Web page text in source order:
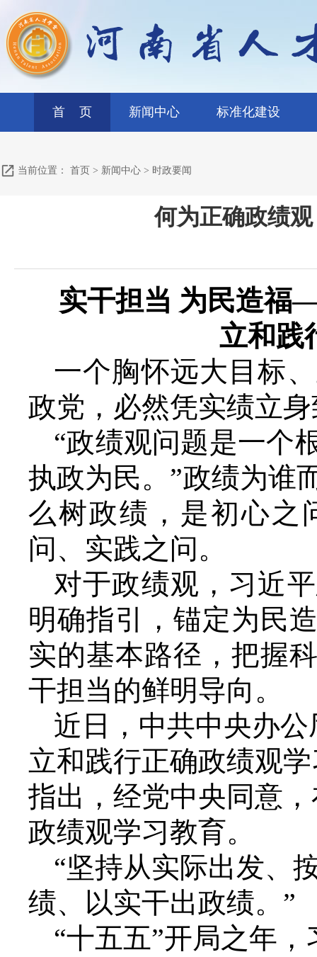
首 页 新闻中心 标准化建设
当前位置： 首页 > 新闻中心 > 时政要闻
何为正确政绩
实干担当 为民造福
立和践
一个胸怀远大目标
政党，必然凭实绩立
“政绩观问题是一个
执政为民。”政绩为谁
么树政绩，是初心之
问、实践之问。
对于政绩观，习近
明确指引，锚定为民
实的基本路径，把握
干担当的鲜明导向。
近日，中共中央办
立和践行正确政绩观
指出，经党中央同意
政绩观学习教育。
“坚持从实际出发、
绩、以实干出政绩。”
“十五五”开局之年